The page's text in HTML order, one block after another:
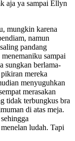
aja ya sampai Ellyn
mungkin karena
namun
pandang
sampai
sungkan berlama-
mereka
menyuguhkan
merasakan
tidak terbungkus bra
di atas meja.
ludah. Tapi